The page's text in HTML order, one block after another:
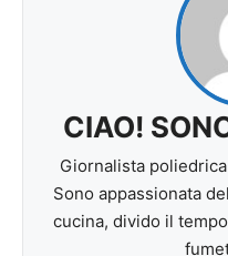
CIAO!
Giornalista
Sono appassionata
cucina, divido il